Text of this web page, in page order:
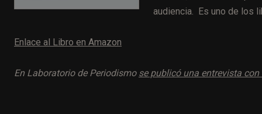
audiencia. Es uno de los
Enlace al Libro en Amazon
En Laboratorio de Periodismo se publicó una entrevista con